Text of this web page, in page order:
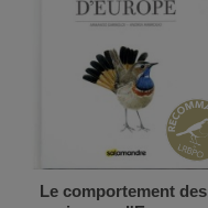
Le comportement des